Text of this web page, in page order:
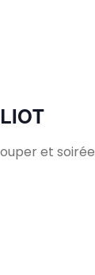
et soirée